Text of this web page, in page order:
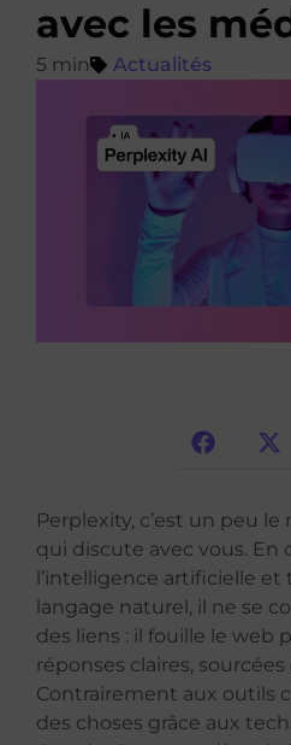
avec les
Actualités
Perplexity, c’est un peu
qui discute avec vous. En
l’intelligence artificielle
langage naturel, il ne se
des liens : il fouille le web
réponses claires,
Contrairement aux outils
des choses grâce aux